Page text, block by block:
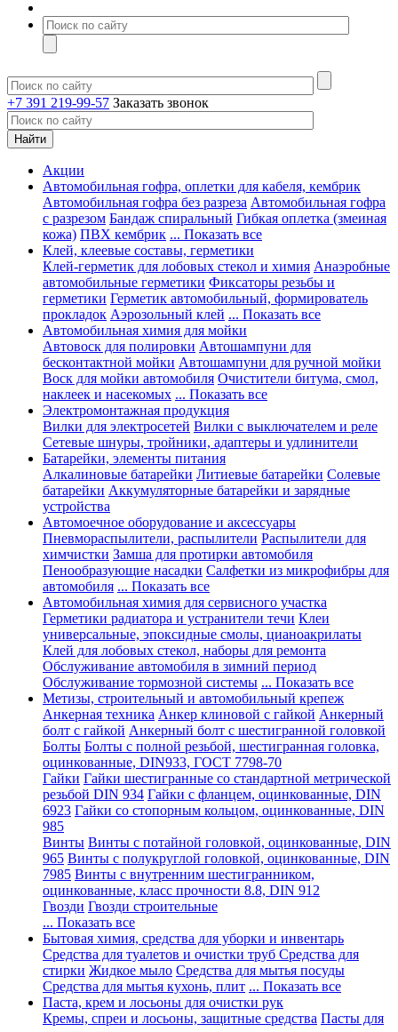
+7 391 219-99-57 Заказать звонок
Акции
Автомобильная гофра, оплетки для кабеля, кембрик
Автомобильная гофра без разреза Автомобильная гофра
с разрезом Бандаж спиральный Гибкая оплетка (змеиная
кожа) ПВХ кембрик ... Показать все
Клей, клеевые составы, герметики
Клей-герметик для лобовых стекол и химия Анаэробные
автомобильные герметики Фиксаторы резьбы и
герметики Герметик автомобильный, формирователь
прокладок Аэрозольный клей ... Показать все
Автомобильная химия для мойки
Автовоск для полировки Автошампуни для
бесконтактной мойки Автошампуни для ручной мойки
Воск для мойки автомобиля Очистители битума, смол,
наклеек и насекомых ... Показать все
Электромонтажная продукция
Вилки для электросетей Вилки с выключателем и реле
Сетевые шнуры, тройники, адаптеры и удлинители
Батарейки, элементы питания
Алкалиновые батарейки Литиевые батарейки Солевые
батарейки Аккумуляторные батарейки и зарядные
устройства
Автомоечное оборудование и аксессуары
Пневмораспылители, распылители Распылители для
химчистки Замша для протирки автомобиля
Пенообразующие насадки Салфетки из микрофибры для
автомобиля ... Показать все
Автомобильная химия для сервисного участка
Герметики радиатора и устранители течи Клеи
универсальные, эпоксидные смолы, цианоакрилаты
Клей для лобовых стекол, наборы для ремонта
Обслуживание автомобиля в зимний период
Обслуживание тормозной системы ... Показать все
Метизы, строительный и автомобильный крепеж
Анкерная техника Анкер клиновой с гайкой Анкерный
болт с гайкой Анкерный болт с шестигранной головкой
Болты Болты с полной резьбой, шестигранная головка,
оцинкованные, DIN933, ГОСТ 7798-70
Гайки Гайки шестигранные со стандартной метрической
резьбой DIN 934 Гайки с фланцем, оцинкованные, DIN
6923 Гайки со стопорным кольцом, оцинкованные, DIN
985
Винты Винты с потайной головкой, оцинкованные, DIN
965 Винты с полукруглой головкой, оцинкованные, DIN
7985 Винты с внутренним шестигранником,
оцинкованные, класс прочности 8.8, DIN 912
Гвозди Гвозди строительные
... Показать все
Бытовая химия, средства для уборки и инвентарь
Средства для туалетов и очистки труб Средства для
стирки Жидкое мыло Средства для мытья посуды
Средства для мытья кухонь, плит ... Показать все
Паста, крем и лосьоны для очистки рук
Кремы, спреи и лосьоны, защитные средства Пасты для